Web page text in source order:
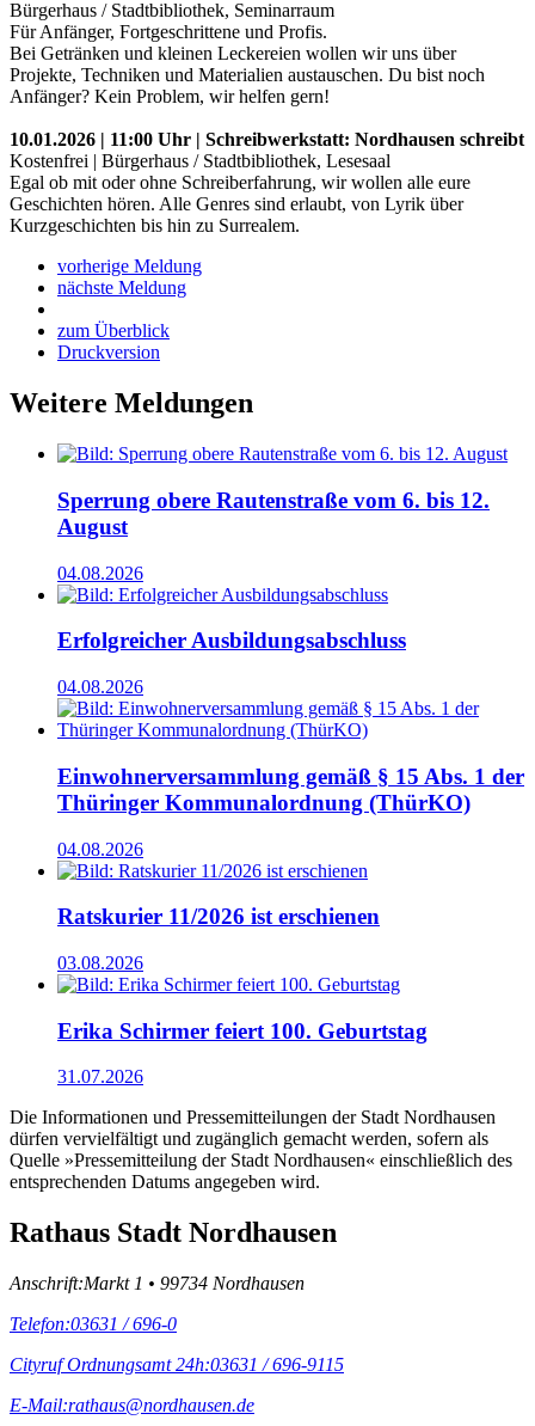
Bürgerhaus / Stadtbibliothek, Seminarraum
Für Anfänger, Fortgeschrittene und Profis.
Bei Getränken und kleinen Leckereien wollen wir uns über
Projekte, Techniken und Materialien austauschen. Du bist noch
Anfänger? Kein Problem, wir helfen gern!
10.01.2026 | 11:00 Uhr | Schreibwerkstatt: Nordhausen schreibt
Kostenfrei | Bürgerhaus / Stadtbibliothek, Lesesaal
Egal ob mit oder ohne Schreiberfahrung, wir wollen alle eure
Geschichten hören. Alle Genres sind erlaubt, von Lyrik über
Kurzgeschichten bis hin zu Surrealem.
vorherige Meldung
nächste Meldung
zum Überblick
Druckversion
Weitere Meldungen
Sperrung obere Rautenstraße vom 6. bis 12.
August
04.08.2026
Erfolgreicher Ausbildungsabschluss
04.08.2026
Einwohnerversammlung gemäß § 15 Abs. 1 der
Thüringer Kommunalordnung (ThürKO)
04.08.2026
Ratskurier 11/2026 ist erschienen
03.08.2026
Erika Schirmer feiert 100. Geburtstag
31.07.2026
Die Informationen und Pressemitteilungen der Stadt Nordhausen
dürfen vervielfältigt und zugänglich gemacht werden, sofern als
Quelle »Pressemitteilung der Stadt Nordhausen« einschließlich des
entsprechenden Datums angegeben wird.
Rathaus Stadt Nordhausen
Anschrift:Markt 1 • 99734 Nordhausen
Telefon:03631 / 696-0
Cityruf Ordnungsamt 24h:03631 / 696-9115
E-Mail:rathaus@nordhausen.de